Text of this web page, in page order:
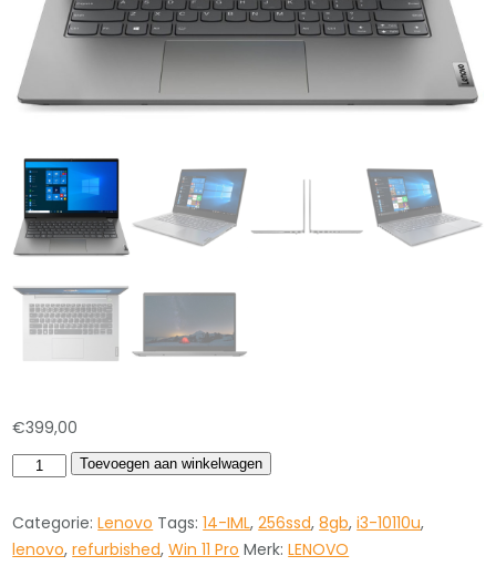
€399,00
Lenovo
IML
I3-
Toevoegen aan winkelwagen
Categorie:Lenovo Tags:14-IML,256ssd,8gb,i3-10110u,
lenovo,refurbished,Win 11 Pro Merk:LENOVO